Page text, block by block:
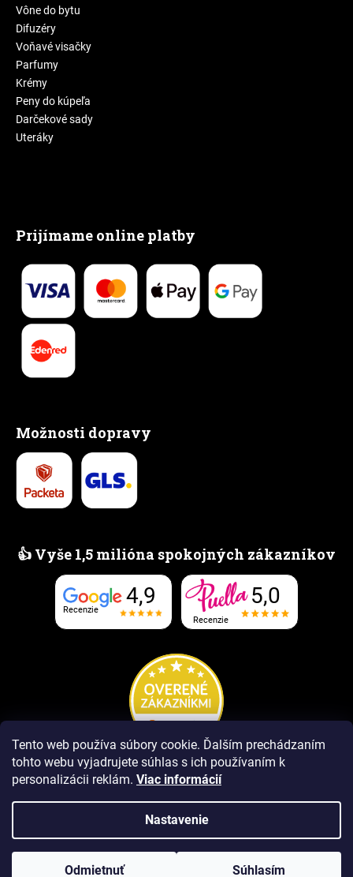
Tento web používa súbory cookie. Ďalším prechádzaním
tohto webu vyjadrujete súhlas s ich používaním k
personalizácii reklám. Viac informácií
Nastavenie
Odmietnuť Súhlasím
Vône do bytu
Difuzéry
Voňavé visačky
Parfumy
Krémy
Peny do kúpeľa
Darčekové sady
Uteráky
Prijímame online platby
Možnosti dopravy
👍 Vyše 1,5 milióna spokojných zákazníkov
Recenzie
4,9
Recenzie
5,0
Copyright 2026www.PUELLAvone.sk . Všetky práva vyhradené.